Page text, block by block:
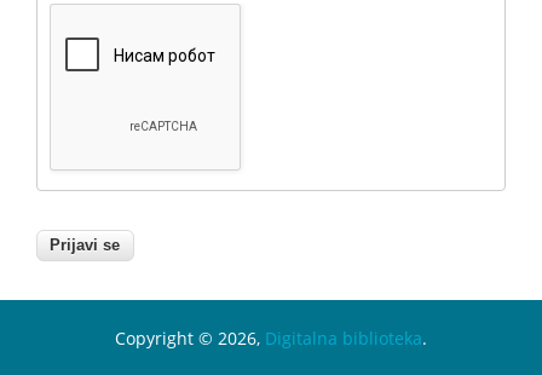
Copyright © 2026, Digitalna biblioteka.